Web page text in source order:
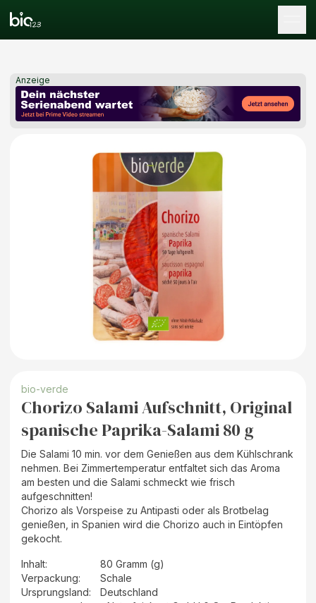
Anzeige
bio-verde
Chorizo Salami Aufschnitt, Original
spanische Paprika-Salami 80 g
Die Salami 10 min. vor dem Genießen aus dem Kühlschrank
nehmen. Bei Zimmertemperatur entfaltet sich das Aroma
am besten und die Salami schmeckt wie frisch
aufgeschnitten!
Chorizo als Vorspeise zu Antipasti oder als Brotbelag
genießen, in Spanien wird die Chorizo auch in Eintöpfen
gekocht.
Inhalt:
80 Gramm (g)
Verpackung:
Schale
Ursprungsland:
Deutschland